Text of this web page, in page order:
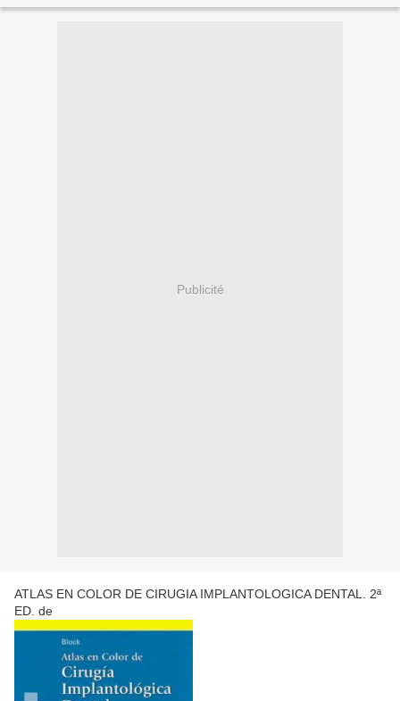
Publicité
ATLAS EN COLOR DE CIRUGIA IMPLANTOLOGICA DENTAL. 2ª
ED. de